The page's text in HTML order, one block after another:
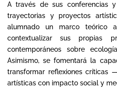
A través de sus conferencias
trayectorias y proyectos
alumnado un marco teórico
contextualizar sus propias
contemporáneos sobre
Asimismo, se fomentará la
transformar reflexiones críticas
artísticas con impacto social y